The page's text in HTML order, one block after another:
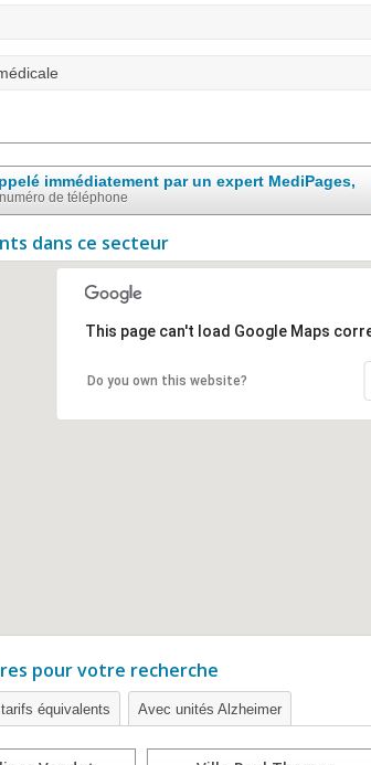
immédiatement par un expert MediPages,
de téléphone
dans ce secteur
This page can't load Google Maps
Do you own this website?
pour votre recherche
équivalents Avec unités Alzheimer